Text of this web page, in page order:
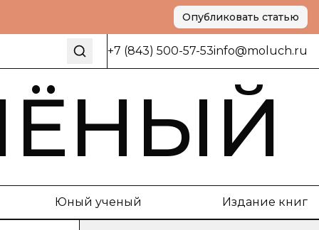
Опубликовать статью
+7 (843) 500-57-53info@moluch.ru
Юный ученый Издание книг